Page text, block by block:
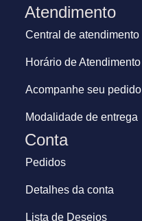
Atendimento
Central de atendimento
Horário de Atendimento
Acompanhe seu pedido
Modalidade de entrega
Conta
Pedidos
Detalhes da conta
Lista de Desejos